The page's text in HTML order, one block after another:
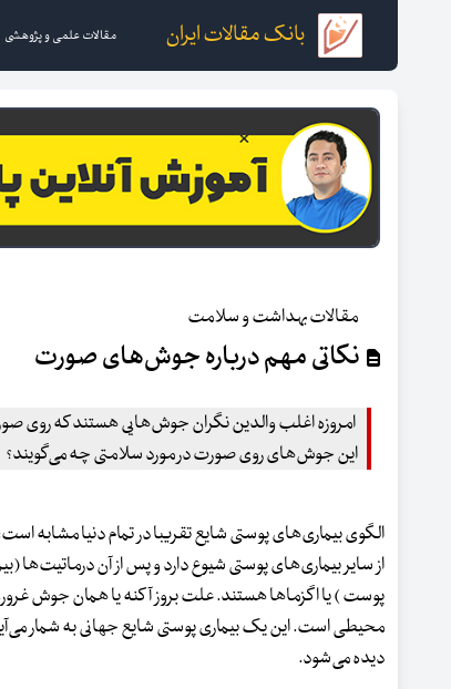
بانک مقالات ایران مقالات علمی و پژوهشی
مقالات بهداشت و سلامت
نکاتی مهم درباره جوش‌های صورت
امروزه اغلب والدین نگران جوش‌هایی هستند که روی
این جوش‌های روی صورت در مورد سلامتی چه می‌گویند؟
الگوی بیماری‌های پوستی شایع تقریبا در تمام دنیا مشابه
از سایر بیماری‌های پوستی شیوع دارد و پس از آن درماتیت‌ها
پوست ) یا اگزماها هستند. علت بروز آکنه یا همان جوش
دیده می‌شود.